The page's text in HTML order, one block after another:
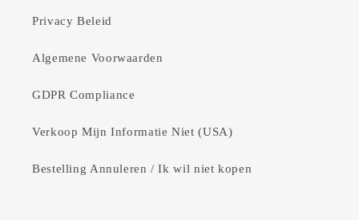
Privacy Beleid
Algemene Voorwaarden
GDPR Compliance
Verkoop Mijn Informatie Niet (USA)
Bestelling Annuleren / Ik wil niet kopen